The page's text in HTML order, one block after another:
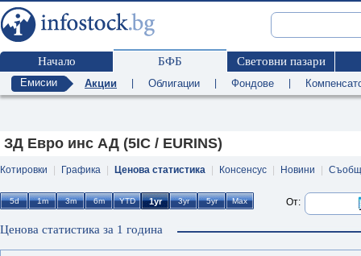
Начало БФБ Световни пазари
Емисии Акции Облигации Фондове
ЗД Евро инс АД (5IC / EURINS)
Котировки Графика Ценова статистика Консенсус Новини
От:
Ценова статистика за 1 година